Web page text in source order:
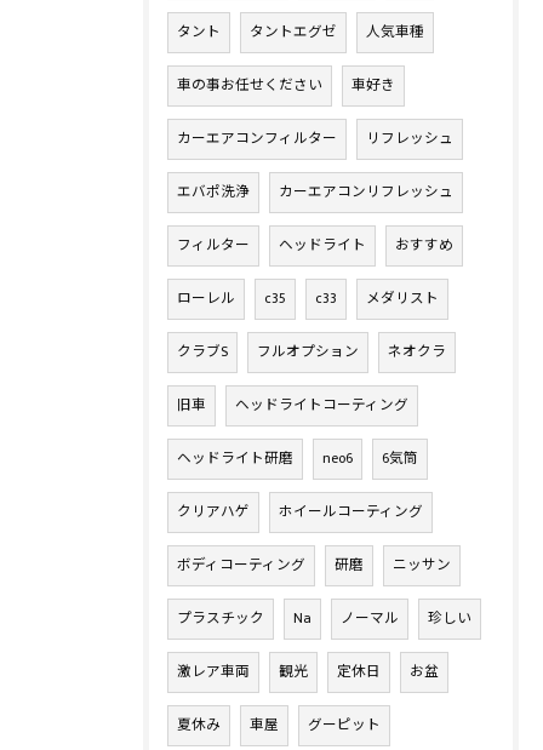
タント タントエグゼ 人気車種
車の事お任せください 車好き
カーエアコンフィルター リフレッシュ
エバポ洗浄 カーエアコンリフレッシュ
フィルター ヘッドライト おすすめ
ローレル c35 c33 メダリスト
クラブS フルオプション ネオクラ
旧車 ヘッドライトコーティング
ヘッドライト研磨 neo6 6気筒
クリアハゲ ホイールコーティング
ボディコーティング 研磨 ニッサン
プラスチック Na ノーマル 珍しい
激レア車両 観光 定休日 お盆
夏休み 車屋 グーピット